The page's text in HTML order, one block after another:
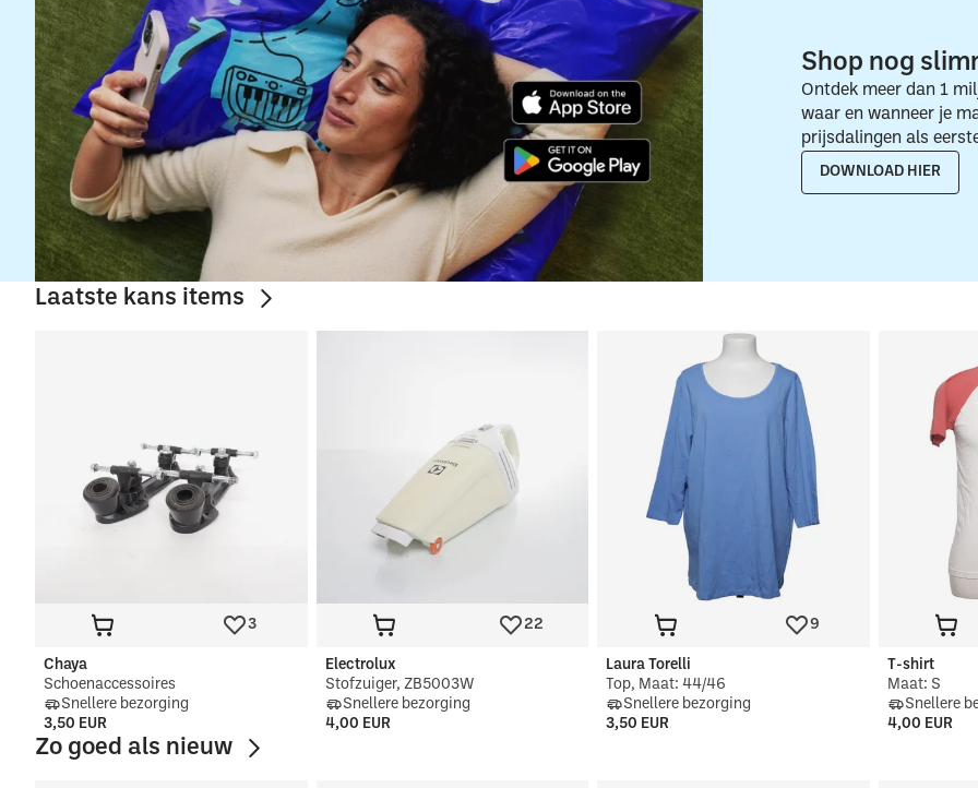
Shop nog
Ontdek meer dan 1
waar en wanneer je
prijsdalingen als
DOWNLOAD HIER
Laatste kans items
3
Chaya
Schoenaccessoires
Snellere bezorging
3,50 EUR
22
Electrolux
Stofzuiger, ZB5003W
Snellere bezorging
4,00 EUR
9
Laura Torelli
Top, Maat: 44/46
Snellere bezorging
3,50 EUR
T-shirt
Maat: S
Snellere
4,00 EUR
Zo goed als nieuw